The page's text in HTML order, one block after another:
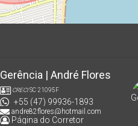
Gerência | André Flores
CRECISC 21095F
+55 (47) 99936-1893
andre82flores@hotmail.com
Página do Corretor